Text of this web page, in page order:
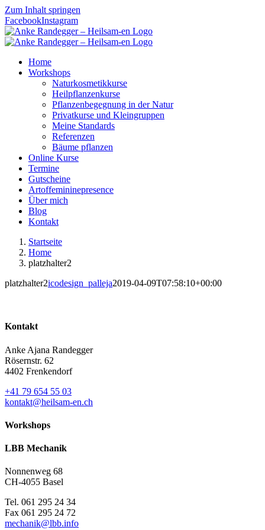
Zum Inhalt springen
FacebookInstagram
Home
Workshops
Naturkosmetikkurse
Heilpflanzenkurse
Pflanzenbegegnung in der Natur
Privatkurse und Kleingruppen
Meine Standards
Referenzen
Bäume pflanzen
Online Kurse
Termine
Gutscheine
Artoffemininepresence
Über mich
Blog
Kontakt
Startseite
Home
platzhalter2
platzhalter2icodesign_palleja2019-04-09T07:58:10+00:00
Kontakt
Anke Ajana Randegger
Rösernstr. 62
4402 Frenkendorf
+41 79 654 55 03
kontakt@heilsam-en.ch
Workshops
LBB Mechanik
Nonnenweg 68
CH-4055 Basel
Tel. 061 295 24 34
Fax 061 295 24 72
mechanik@lbb.info